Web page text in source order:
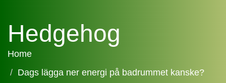
Hedgehog
Home
Dags lägga ner energi på badrummet kanske?